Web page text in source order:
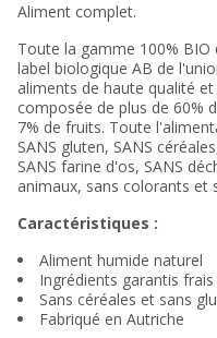
Aliment complet.
Toute la gamme 100% BIO
label biologique AB de
aliments de haute qualité
composée de plus de 60%
7% de fruits. Toute
SANS gluten, SANS
SANS farine d'os, SANS
animaux, sans colorants et
Caractéristiques :
Aliment humide naturel
Ingrédients garantis frais
Sans céréales et sans
Fabriqué en Autriche